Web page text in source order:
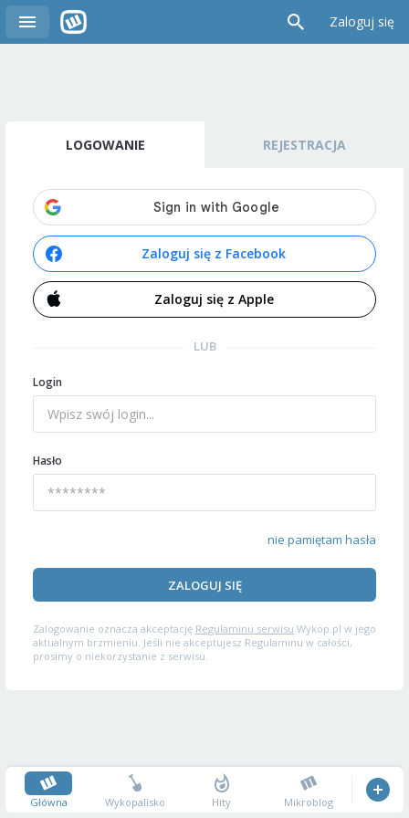
Zaloguj się
LOGOWANIE REJESTRACJA
Zaloguj się z Facebook
Zaloguj się z Apple
LUB
Login
Hasło
nie pamiętam hasła
ZALOGUJ SIĘ
Zalogowanie oznacza akceptację Regulaminu serwisu Wykop.pl w jego
aktualnym brzmieniu. Jeśli nie akceptujesz Regulaminu w całości,
prosimy o niekorzystanie z serwisu.
Główna Wykopalisko Hity Mikroblog